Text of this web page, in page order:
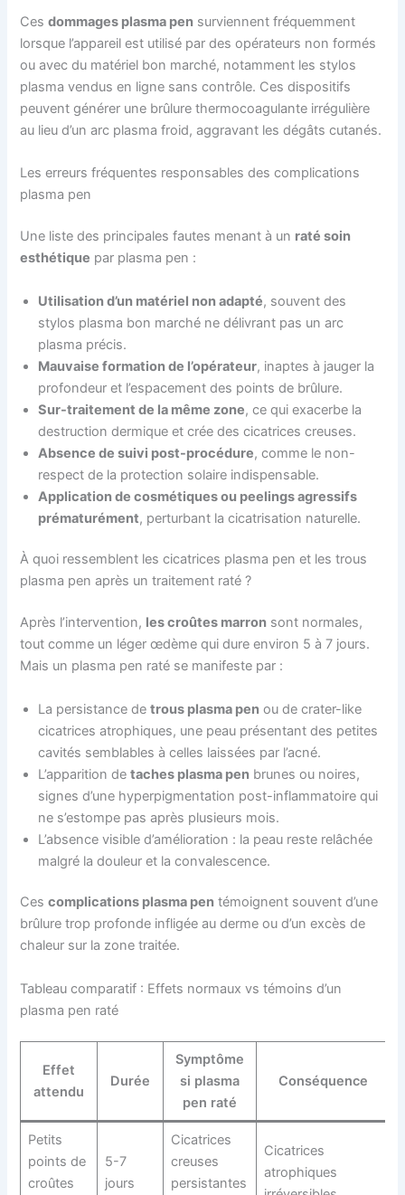
Cesdommages plasma pen surviennent fréquemment
lorsque l’appareil est utilisé par des opérateurs non formés
ou avec du matériel bon marché, notamment les stylos
plasma vendus en ligne sans contrôle. Ces dispositifs
peuvent générer une brûlure thermocoagulante irrégulière
au lieu d’un arc plasma froid, aggravant les dégâts cutanés.
Les erreurs fréquentes responsables des complications
plasma pen
Une liste des principales fautes menant à un raté soin
esthétique par plasma pen :
Utilisation d’un matériel non adapté, souvent des
stylos plasma bon marché ne délivrant pas un arc
plasma précis.
Mauvaise formation de l’opérateur, inaptes à jauger la
profondeur et l’espacement des points de brûlure.
Sur-traitement de la même zone, ce qui exacerbe la
destruction dermique et crée des cicatrices creuses.
Absence de suivi post-procédure, comme le non-
respect de la protection solaire indispensable.
Application de cosmétiques ou peelings agressifs
prématurément, perturbant la cicatrisation naturelle.
À quoi ressemblent les cicatrices plasma pen et les trous
plasma pen après un traitement raté ?
Après l’intervention, les croûtes marron sont normales,
tout comme un léger œdème qui dure environ 5 à 7 jours.
Mais un plasma pen raté se manifeste par :
La persistance detrous plasma pen ou de crater-like
cicatrices atrophiques, une peau présentant des petites
cavités semblables à celles laissées par l’acné.
L’apparition detaches plasma pen brunes ou noires,
signes d’une hyperpigmentation post-inflammatoire qui
ne s’estompe pas après plusieurs mois.
L’absence visible d’amélioration : la peau reste relâchée
malgré la douleur et la convalescence.
Cescomplications plasma pen témoignent souvent d’une
brûlure trop profonde infligée au derme ou d’un excès de
chaleur sur la zone traitée.
Tableau comparatif : Effets normaux vs témoins d’un
plasma pen raté
Effet
attendu
Durée
Symptôme
si plasma
pen raté
Conséquence
Petits
points de
croûtes
5-7
jours
Cicatrices
creuses
persistantes
Cicatrices
atrophiques